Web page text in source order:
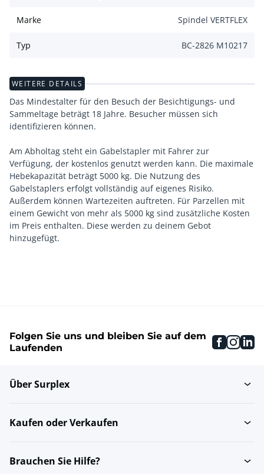
Marke Spindel VERTFLEX
Typ BC-2826 M10217
WEITERE DETAILS
Das Mindestalter für den Besuch der Besichtigungs- und
Sammeltage beträgt 18 Jahre. Besucher müssen sich
identifizieren können.
Am Abholtag steht ein Gabelstapler mit Fahrer zur
Verfügung, der kostenlos genutzt werden kann. Die maximale
Hebekapazität beträgt 5000 kg. Die Nutzung des
Gabelstaplers erfolgt vollständig auf eigenes Risiko.
Außerdem können Wartezeiten auftreten. Für Parzellen mit
einem Gewicht von mehr als 5000 kg sind zusätzliche Kosten
im Preis enthalten. Diese werden zu deinem Gebot
Folgen Sie uns und bleiben Sie auf dem
Laufenden
Über Surplex
Kaufen oder Verkaufen
Brauchen Sie Hilfe?